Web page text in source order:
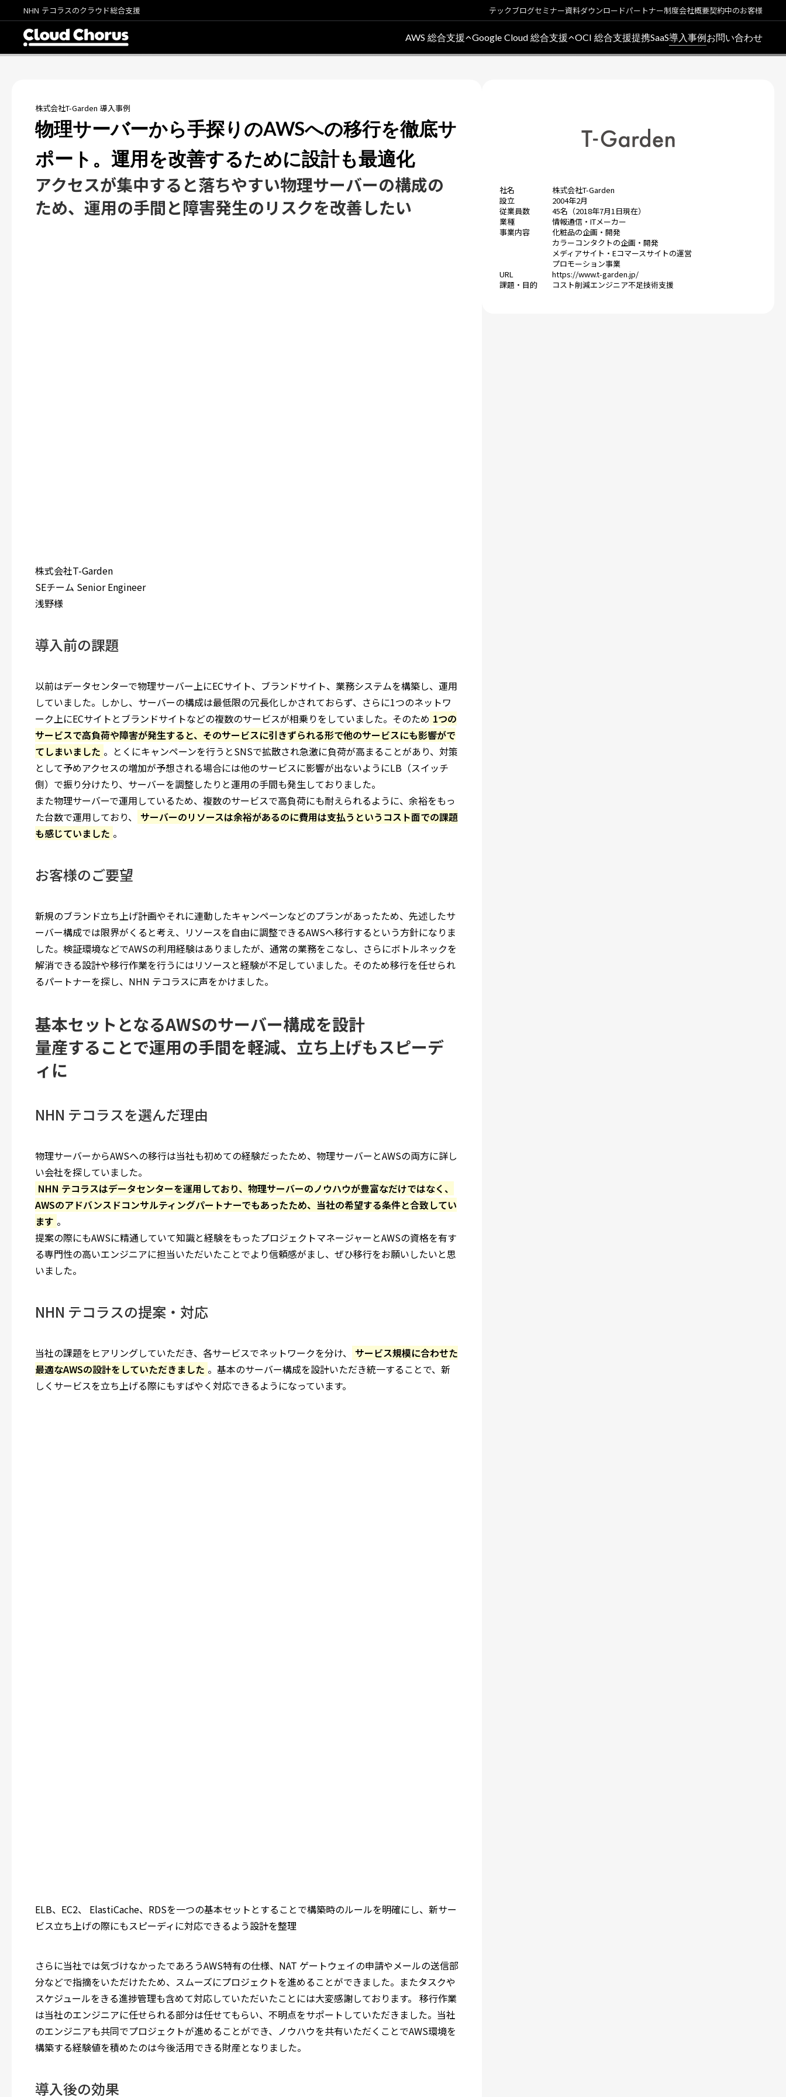
NHN テコラスのクラウド総合支援 テックブログセミナー資料ダウンロードパートナー制度会社概要契約中のお客様
AWS 総合支援 Google Cloud 総合支援 OCI 総合支援提携SaaS導入事例お問い合わせ
株式会社T-Garden 導入事例
物理サーバーから手探りのAWSへの移行を徹底サ
ポート。運用を改善するために設計も最適化
アクセスが集中すると落ちやすい物理サーバーの構成の
ため、運用の手間と障害発生のリスクを改善したい
株式会社T-Garden
SEチーム Senior Engineer
浅野様
導入前の課題
以前はデータセンターで物理サーバー上にECサイト、ブランドサイト、業務システムを構築し、運用
していました。しかし、サーバーの構成は最低限の冗長化しかされておらず、さらに1つのネットワ
ーク上にECサイトとブランドサイトなどの複数のサービスが相乗りをしていました。そのため 1つの
サービスで高負荷や障害が発生すると、そのサービスに引きずられる形で他のサービスにも影響がで
てしまいました 。とくにキャンペーンを行うとSNSで拡散され急激に負荷が高まることがあり、対策
として予めアクセスの増加が予想される場合には他のサービスに影響が出ないようにLB（スイッチ
側）で振り分けたり、サーバーを調整したりと運用の手間も発生しておりました。
また物理サーバーで運用しているため、複数のサービスで高負荷にも耐えられるように、余裕をもっ
た台数で運用しており、
サーバーのリソースは余裕があるのに費用は支払うというコスト面での課題
も感じていました 。
お客様のご要望
新規のブランド立ち上げ計画やそれに連動したキャンペーンなどのプランがあったため、先述したサ
ーバー構成では限界がくると考え、リソースを自由に調整できるAWSへ移行するという方針になりま
した。検証環境などでAWSの利用経験はありましたが、通常の業務をこなし、さらにボトルネックを
解消できる設計や移行作業を行うにはリソースと経験が不足していました。そのため移行を任せられ
るパートナーを探し、NHN テコラスに声をかけました。
基本セットとなるAWSのサーバー構成を設計
量産することで運用の手間を軽減、立ち上げもスピーデ
ィに
NHN テコラスを選んだ理由
物理サーバーからAWSへの移行は当社も初めての経験だったため、物理サーバーとAWSの両方に詳し
い会社を探していました。
NHN テコラスはデータセンターを運用しており、物理サーバーのノウハウが豊富なだけではなく、
AWSのアドバンスドコンサルティングパートナーでもあったため、当社の希望する条件と合致してい
ます 。
提案の際にもAWSに精通していて知識と経験をもったプロジェクトマネージャーとAWSの資格を有す
る専門性の高いエンジニアに担当いただいたことでより信頼感がまし、ぜひ移行をお願いしたいと思
いました。
NHN テコラスの提案・対応
当社の課題をヒアリングしていただき、各サービスでネットワークを分け、
サービス規模に合わせた
最適なAWSの設計をしていただきました 。基本のサーバー構成を設計いただき統一することで、新
しくサービスを立ち上げる際にもすばやく対応できるようになっています。
ELB、EC2、 ElastiCache、RDSを一つの基本セットとすることで構築時のルールを明確にし、新サー
ビス立ち上げの際にもスピーディに対応できるよう設計を整理
さらに当社では気づけなかったであろうAWS特有の仕様、NAT ゲートウェイの申請やメールの送信部
分などで指摘をいただけたため、スムーズにプロジェクトを進めることができました。またタスクや
スケジュールをきる進捗管理も含めて対応していただいたことには大変感謝しております。 移行作業
は当社のエンジニアに任せられる部分は任せてもらい、不明点をサポートしていただきました。当社
のエンジニアも共同でプロジェクトが進めることができ、ノウハウを共有いただくことでAWS環境を
構築する経験値を積めたのは今後活用できる財産となりました。
導入後の効果
社名
株式会社T-Garden
設立
2004年2月
従業員数
45名（2018年7月1日現在）
業種
情報通信・ITメーカー
事業内容
化粧品の企画・開発
カラーコンタクトの企画・開発
メディアサイト・Eコマースサイトの運営
プロモーション事業
URL
https://www.t-garden.jp/
課題・目的
コスト削減エンジニア不足技術支援